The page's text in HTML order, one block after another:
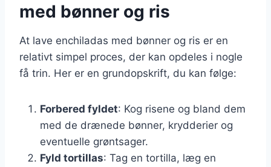
med bønner og ris
At lave enchiladas med bønner og ris er en
relativt simpel proces, der kan opdeles i nogle
få trin. Her er en grundopskrift, du kan følge:
Forbered fyldet: Kog risene og bland dem
med de drænede bønner, krydderier og
eventuelle grøntsager.
Fyld tortillas: Tag en tortilla, læg en